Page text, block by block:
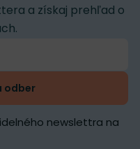
a získaj prehľad o
odber
newslettra na